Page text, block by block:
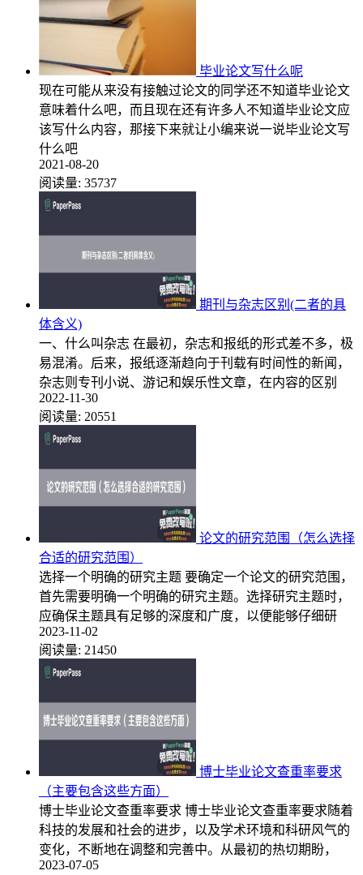
毕业论文写什么呢
现在可能从来没有接触过论文的同学还不知道毕业论文
意味着什么吧，而且现在还有许多人不知道毕业论文应
该写什么内容，那接下来就让小编来说一说毕业论文写
什么吧
2021-08-20
阅读量: 35737
期刊与杂志区别(二者的具
体含义)
一、什么叫杂志 在最初，杂志和报纸的形式差不多，极
易混淆。后来，报纸逐渐趋向于刊载有时间性的新闻，
杂志则专刊小说、游记和娱乐性文章，在内容的区别
2022-11-30
阅读量: 20551
论文的研究范围（怎么选择
合适的研究范围）
选择一个明确的研究主题 要确定一个论文的研究范围，
首先需要明确一个明确的研究主题。选择研究主题时，
应确保主题具有足够的深度和广度，以便能够仔细研
2023-11-02
阅读量: 21450
博士毕业论文查重率要求
（主要包含这些方面）
博士毕业论文查重率要求 博士毕业论文查重率要求随着
科技的发展和社会的进步，以及学术环境和科研风气的
变化，不断地在调整和完善中。从最初的热切期盼，
2023-07-05